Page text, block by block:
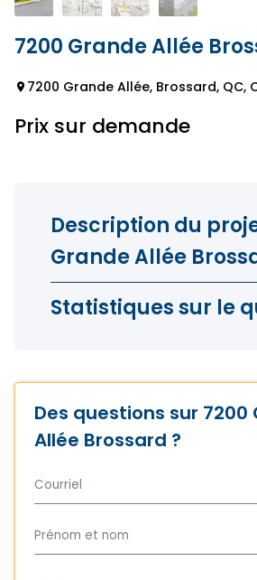
7200 Grande Allée
7200 Grande Allée, Brossard, QC,
Prix sur demande
Description du
Grande Allée
Statistiques sur le
Des questions sur 7200
Allée Brossard ?